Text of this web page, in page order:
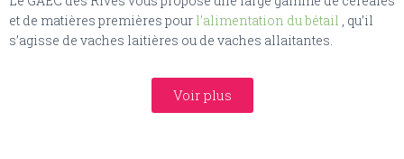
et de matières premières pour l’alimentation du bétail
, qu’il
s’agisse de vaches laitières ou de vaches allaitantes.
Voir plus